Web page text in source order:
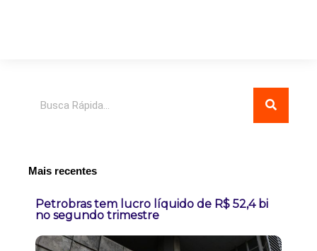
Mais recentes
Petrobras tem lucro líquido de R$ 52,4 bi
no segundo trimestre